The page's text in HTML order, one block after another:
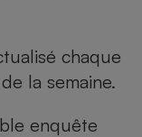
chaque
la semaine.
enquête